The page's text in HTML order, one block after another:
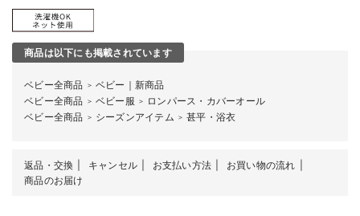
商品は以下にも掲載されています
ベビー全商品 ＞ ベビー｜新商品
ベビー全商品
＞ ベビー服 ＞
ロンパース・カバーオール
ベビー全商品
＞ シーズンアイテム ＞ 甚平・浴衣
返品・交換 キャンセル お支払い方法
お買い物の流れ
商品のお届け